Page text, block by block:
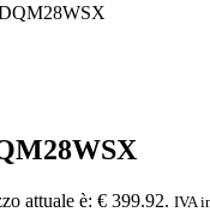
attuale è: € 399.92. IVA